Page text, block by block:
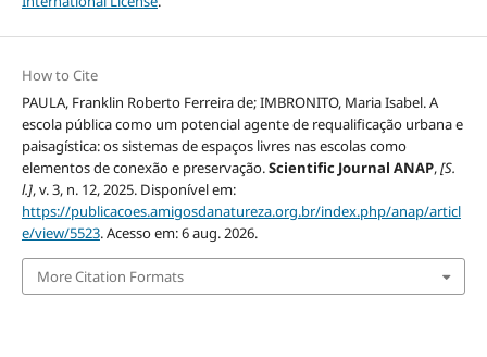
How to Cite
PAULA, Franklin Roberto Ferreira de; IMBRONITO, Maria Isabel. A
escola pública como um potencial agente de requalificação urbana e
paisagística: os sistemas de espaços livres nas escolas como
elementos de conexão e preservação.Scientific Journal ANAP,[S.
l.], v. 3, n. 12, 2025. Disponível em:
https://publicacoes.amigosdanatureza.org.br/index.php/anap/articl
e/view/5523. Acesso em: 6 aug. 2026.
More Citation Formats